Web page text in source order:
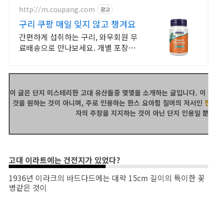
http://m.coupang.com 광고
구리 쿠팡 매일 잊지 않고 챙겨요
간편하게 섭취하는 구리, 와우회원 무
료배송으로 만나보세요. 개별 포장으
이 글은 단지 미스테리한 고대 유산들중 몇몇을 소개하는 글입니다. 이
것을 원하는 것이 아니며, 주로 인용하는 한스 요아힘 칠머의 저서인 진
자의 주장을 지지하는 것이 아닌 단지 인용일 뿐
고대 이라트에는 건전지가 있었다?
1936년 이라크의 바드다드에는 대략 15cm 길이의 특이한 꽃
병같은 것이